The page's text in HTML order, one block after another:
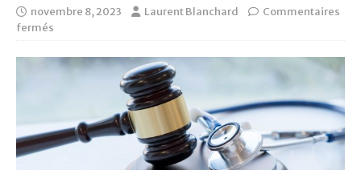
novembre 8, 2023 Laurent Blanchard
Commentaires
fermés